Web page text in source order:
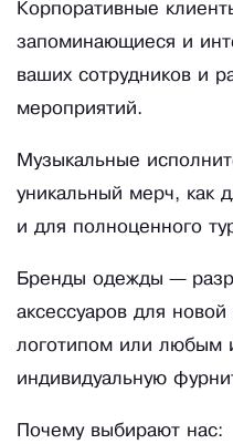
Корпоративные
запоминающиеся и
ваших сотрудников и
мероприятий.
Музыкальные
уникальный мерч, как
и для полноценного
Бренды одежды —
аксессуаров для
логотипом или любым
индивидуальную
Почему выбирают нас: